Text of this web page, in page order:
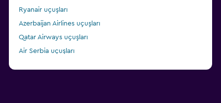
Ryanair uçuşları
Azerbaijan Airlines uçuşları
Qatar Airways uçuşları
Air Serbia uçuşları